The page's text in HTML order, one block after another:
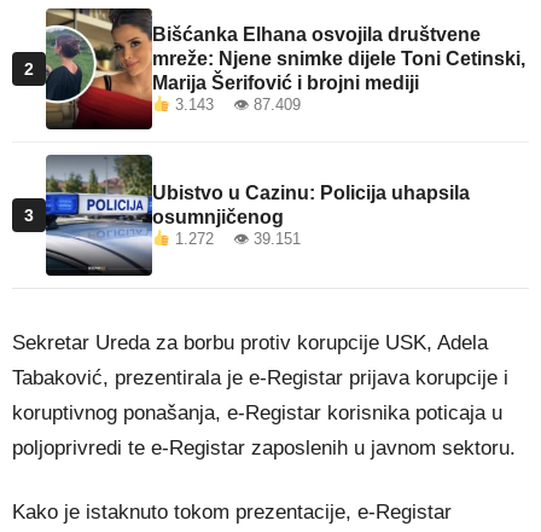
2
Bišćanka Elhana osvojila društvene
mreže: Njene snimke dijele Toni Cetinski,
Marija Šerifović i brojni mediji
3.143 👁 87.409
3
Ubistvo u Cazinu: Policija uhapsila
osumnjičenog
1.272 👁 39.151
Sekretar Ureda za borbu protiv korupcije USK, Adela
Tabaković, prezentirala je e-Registar prijava korupcije i
koruptivnog ponašanja, e-Registar korisnika poticaja u
poljoprivredi te e-Registar zaposlenih u javnom sektoru.
Kako je istaknuto tokom prezentacije, e-Registar